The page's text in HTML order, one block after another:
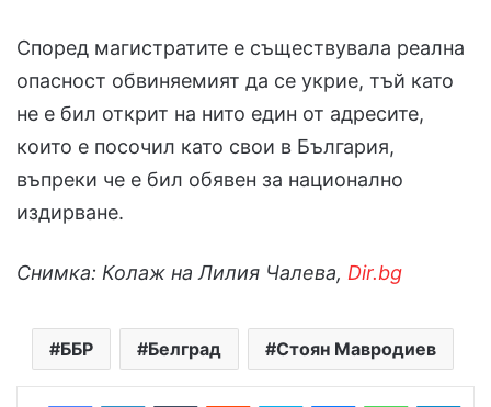
Според магистратите е съществувала реална
опасност обвиняемият да се укрие, тъй като
не е бил открит на нито един от адресите,
които е посочил като свои в България,
въпреки че е бил обявен за национално
издирване.
Снимка: Колаж на Лилия Чалева, Dir.bg
ББР Белград Стоян Мавродиев